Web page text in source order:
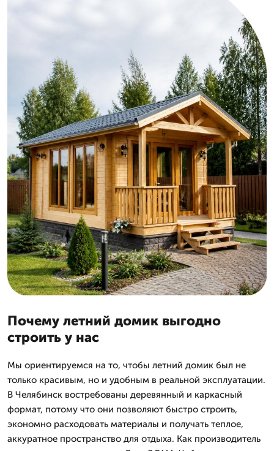
Почему летний домик выгодно
строить у нас
Мы ориентируемся на то, чтобы летний домик был не
только красивым, но и удобным в реальной эксплуатации.
В Челябинск востребованы деревянный и каркасный
формат, потому что они позволяют быстро строить,
экономно расходовать материалы и получать теплое,
аккуратное пространство для отдыха. Как производитель